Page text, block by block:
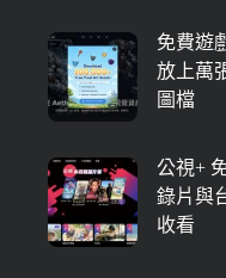
免費遊
放上萬
圖檔
公視+
錄片與
收看